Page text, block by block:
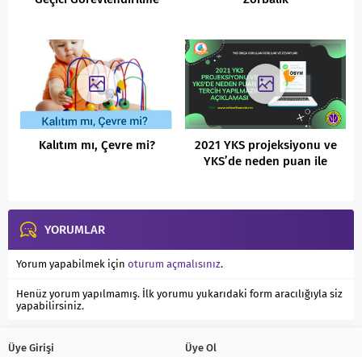
Kalıtım mı, Çevre mi?
2021 YKS projeksiyonu ve
YKS’de neden puan ile
YORUMLAR
Yorum yapabilmek için oturum açmalısınız.
Henüz yorum yapılmamış. İlk yorumu yukarıdaki form aracılığıyla siz
yapabilirsiniz.
Üye Girişi Üye Ol